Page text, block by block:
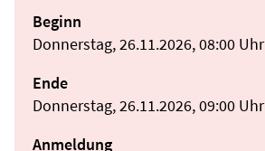
Beginn
Donnerstag, 26.11.2026, 08:00 Uhr
Ende
Donnerstag, 26.11.2026, 09:00 Uhr
Anmeldung